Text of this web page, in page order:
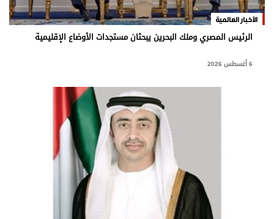
عدد اليوم
الأخبار العالمية
الرئيس المصري وملك البحرين يبحثان مستجدات الأوضاع الإقليمية
6 أغسطس 2026